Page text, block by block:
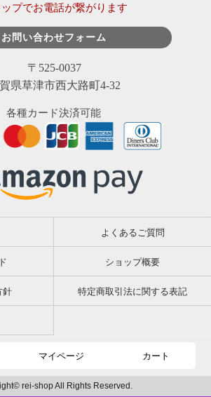
プでお電話が繋がります
お問い合わせフォーム
〒525-0037
県草津市西大路町4-32
各種カード決済可能
よくあるご質問
ショップ概要
針 特定商取引法に関する表記
マイページ カート
rei-shop All Rights Reserved.